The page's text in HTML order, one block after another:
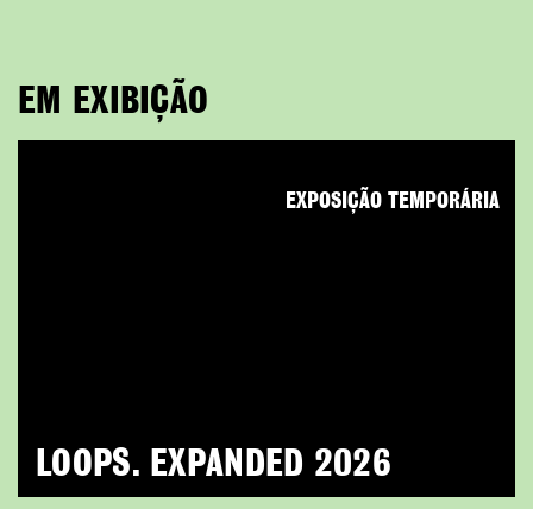
EM EXIBIÇÃO
LOOPS. EXPANDED 2026
EXPOSIÇÃO TEMPORÁRIA